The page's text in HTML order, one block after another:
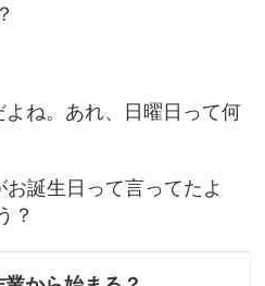
ね。あれ、日曜日って何
誕生日って言ってたよ
？